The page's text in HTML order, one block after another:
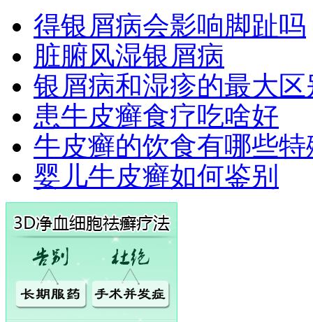
得银屑病会影响脚趾吗
脏腑风湿银屑病
银屑病和湿疹的最大区
患牛皮癣食疗吃啥好
牛皮癣的饮食有哪些
婴儿牛皮癣如何鉴别